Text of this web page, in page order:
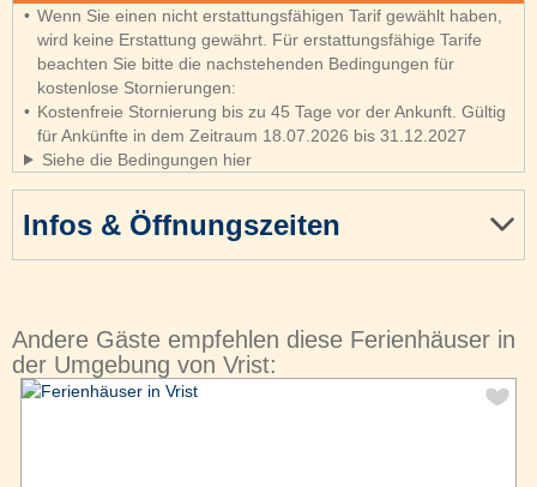
Infos & Öffnungszeiten
Wenn Sie einen nicht erstattungsfähigen Tarif gewählt haben,
wird keine Erstattung gewährt. Für erstattungsfähige Tarife
beachten Sie bitte die nachstehenden Bedingungen für
kostenlose Stornierungen:
Kostenfreie Stornierung bis zu 45 Tage vor der Ankunft. Gültig
für Ankünfte in dem Zeitraum 18.07.2026 bis 31.12.2027
Siehe die Bedingungen hier
Andere Gäste empfehlen diese Ferienhäuser in
der Umgebung von Vrist: